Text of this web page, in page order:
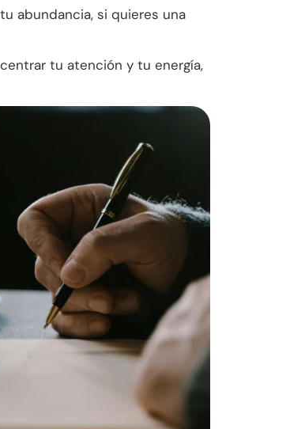
abundancia, si quieres una
tu atención y tu energía,